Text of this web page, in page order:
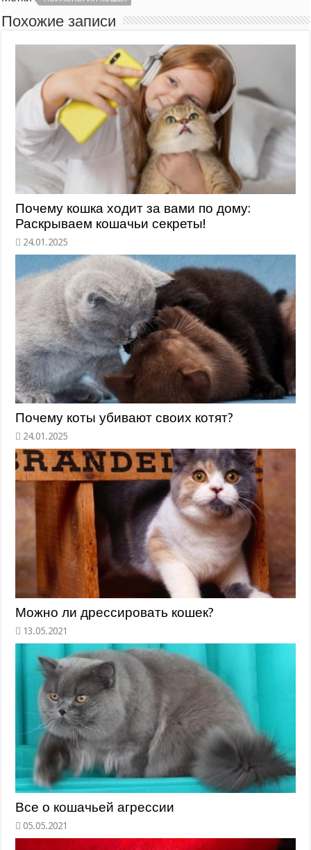
Похожие записи
Почему кошка ходит за вами по дому:
Раскрываем кошачьи секреты!
Почему коты убивают своих котят?
Можно ли дрессировать кошек?
Все о кошачьей агрессии